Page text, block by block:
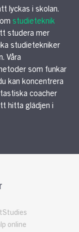
lyckas i skolan.
studieteknik
studera mer
studietekniker
Våra
som funkar
kan koncentrera
coacher
hitta glädjen i
online